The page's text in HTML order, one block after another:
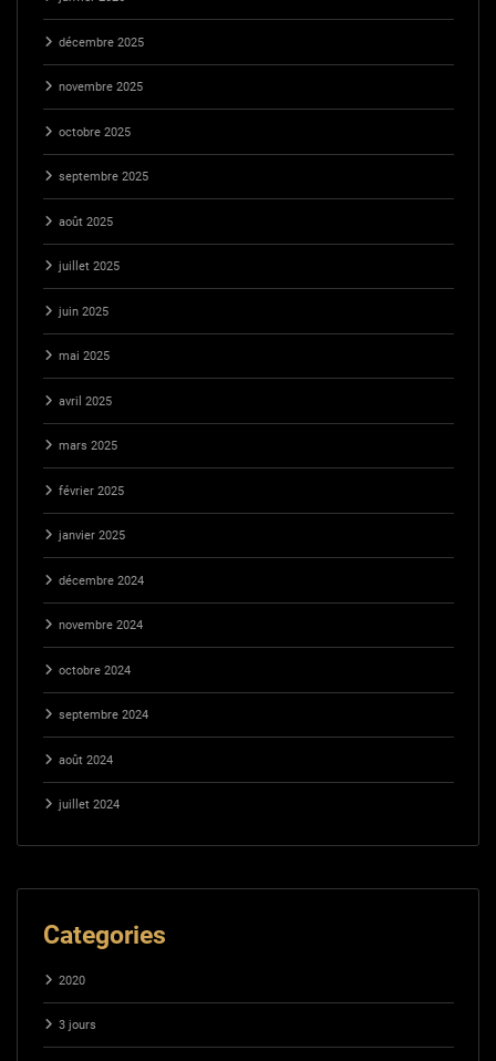
décembre 2025
novembre 2025
octobre 2025
septembre 2025
août 2025
juillet 2025
juin 2025
mai 2025
avril 2025
mars 2025
février 2025
janvier 2025
décembre 2024
novembre 2024
octobre 2024
septembre 2024
août 2024
juillet 2024
Categories
2020
3 jours